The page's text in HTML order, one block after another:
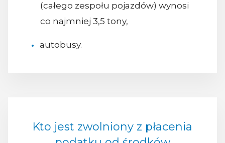
(całego zespołu pojazdów) wynosi
co najmniej 3,5 tony,
autobusy.
Kto jest zwolniony z płacenia